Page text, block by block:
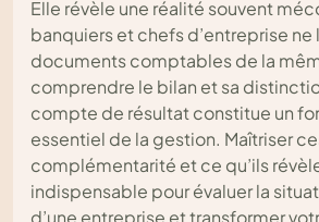
Elle révèle une réalité souvent
banquiers et chefs d’entreprise ne
documents comptables de la
comprendre le bilan et sa
compte de résultat constitue un
essentiel de la gestion. Maîtriser
complémentarité et ce qu’ils
indispensable pour évaluer la
d’une entreprise et transformer